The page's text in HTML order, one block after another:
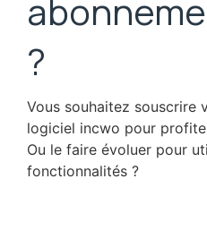
?
Vous souhaitez souscrire
logiciel incwo pour
Ou le faire évoluer pour
fonctionnalités ?